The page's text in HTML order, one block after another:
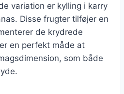
variation er kylling i karry
Disse frugter tilføjer en
de krydrede
en perfekt måde at
som både